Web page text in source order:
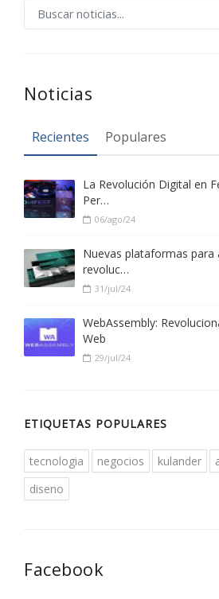
Noticias
Recientes Populares
La Revolución Digital en
Per…
06/ago/24
Nuevas plataformas para
revoluc…
31/jul/24
WebAssembly:
Web
29/jul/24
ETIQUETAS POPULARES
tecnologia negocios kulander
diseno
Facebook